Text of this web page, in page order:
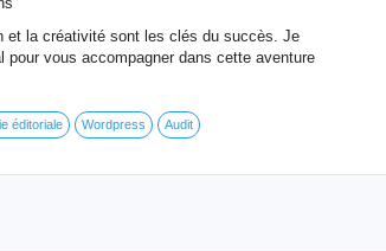
et la créativité sont les clés du succès. Je
vous accompagner dans cette aventure
éditoriale Wordpress Audit